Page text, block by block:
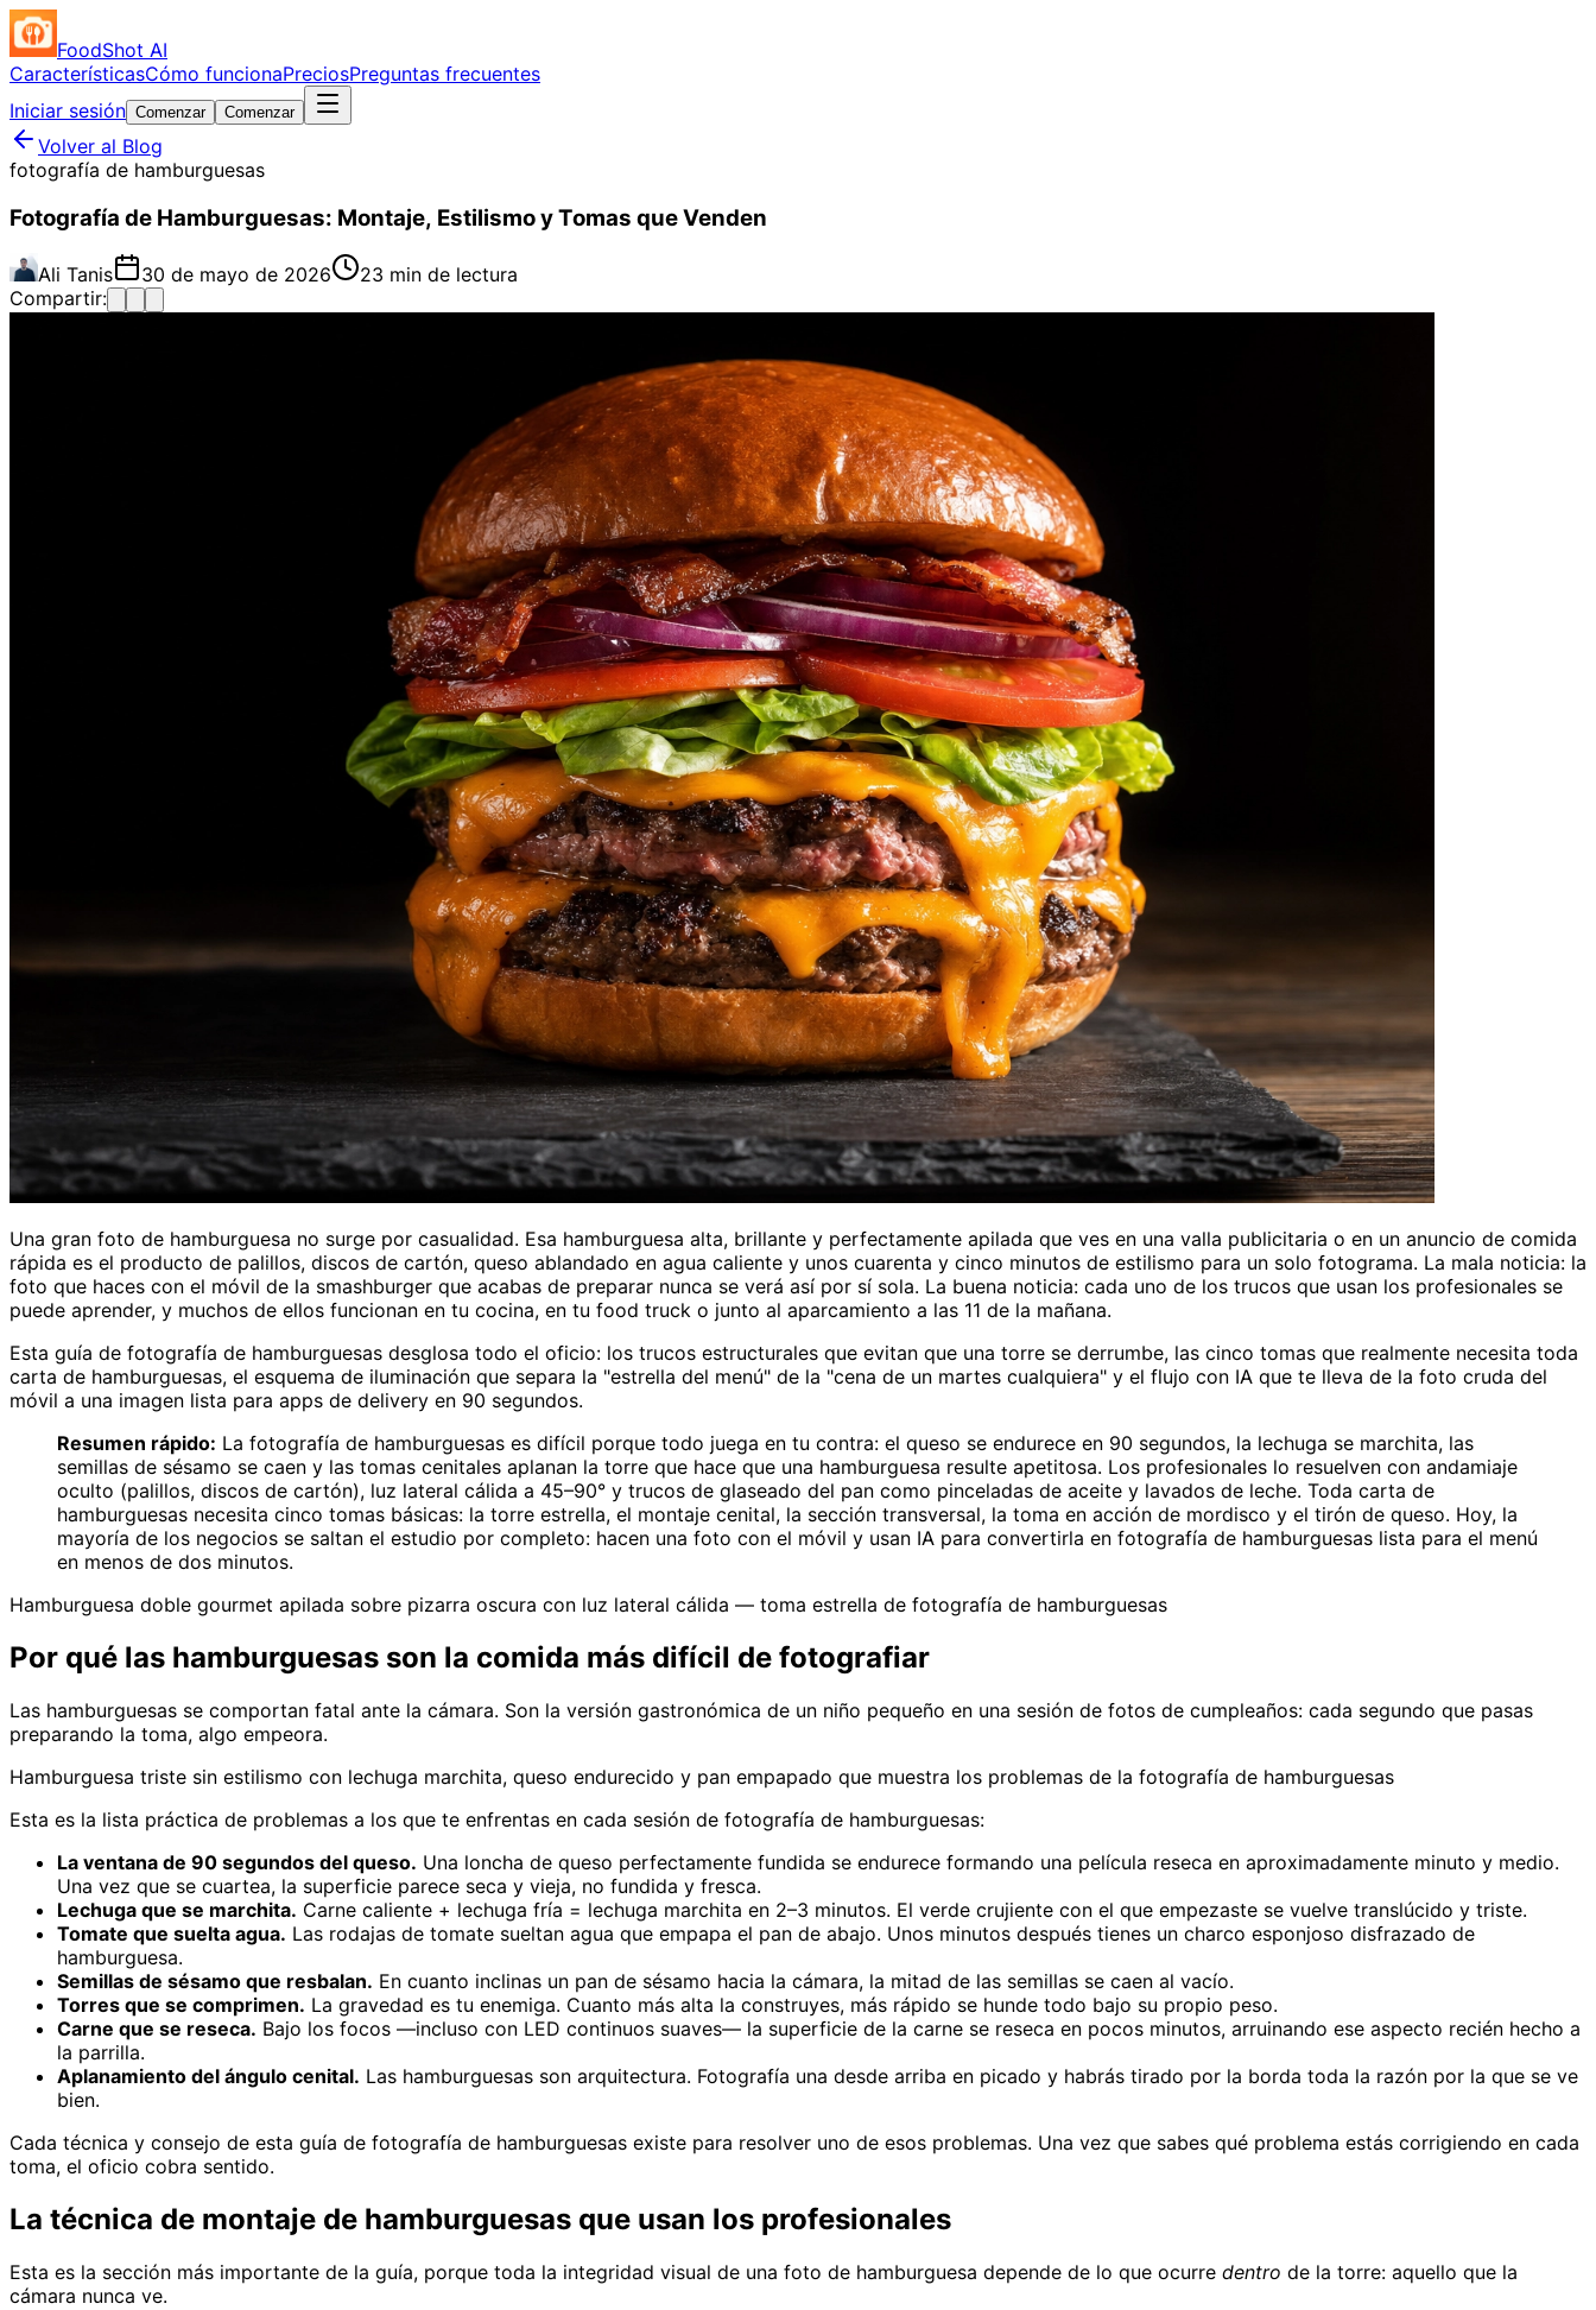
FoodShot AI
CaracterísticasCómo funcionaPreciosPreguntas frecuentes
Iniciar sesión Comenzar Comenzar
Volver al Blog
fotografía de hamburguesas
Fotografía de Hamburguesas: Montaje, Estilismo y Tomas que Venden
Ali Tanis 30 de mayo de 2026
23 min de lectura
Compartir:
Una gran foto de hamburguesa no surge por casualidad. Esa hamburguesa alta, brillante y perfectamente apilada que ves en una valla publicitaria o en un anuncio de comida
rápida es el producto de palillos, discos de cartón, queso ablandado en agua caliente y unos cuarenta y cinco minutos de estilismo para un solo fotograma. La mala noticia: la
foto que haces con el móvil de la smashburger que acabas de preparar nunca se verá así por sí sola. La buena noticia: cada uno de los trucos que usan los profesionales se
puede aprender, y muchos de ellos funcionan en tu cocina, en tu food truck o junto al aparcamiento a las 11 de la mañana.
Esta guía de fotografía de hamburguesas desglosa todo el oficio: los trucos estructurales que evitan que una torre se derrumbe, las cinco tomas que realmente necesita toda
carta de hamburguesas, el esquema de iluminación que separa la "estrella del menú" de la "cena de un martes cualquiera" y el flujo con IA que te lleva de la foto cruda del
móvil a una imagen lista para apps de delivery en 90 segundos.
Resumen rápido: La fotografía de hamburguesas es difícil porque todo juega en tu contra: el queso se endurece en 90 segundos, la lechuga se marchita, las
semillas de sésamo se caen y las tomas cenitales aplanan la torre que hace que una hamburguesa resulte apetitosa. Los profesionales lo resuelven con andamiaje
oculto (palillos, discos de cartón), luz lateral cálida a 45–90° y trucos de glaseado del pan como pinceladas de aceite y lavados de leche. Toda carta de
hamburguesas necesita cinco tomas básicas: la torre estrella, el montaje cenital, la sección transversal, la toma en acción de mordisco y el tirón de queso. Hoy, la
mayoría de los negocios se saltan el estudio por completo: hacen una foto con el móvil y usan IA para convertirla en fotografía de hamburguesas lista para el menú
en menos de dos minutos.
Hamburguesa doble gourmet apilada sobre pizarra oscura con luz lateral cálida — toma estrella de fotografía de hamburguesas
Por qué las hamburguesas son la comida más difícil de fotografiar
Las hamburguesas se comportan fatal ante la cámara. Son la versión gastronómica de un niño pequeño en una sesión de fotos de cumpleaños: cada segundo que pasas
preparando la toma, algo empeora.
Hamburguesa triste sin estilismo con lechuga marchita, queso endurecido y pan empapado que muestra los problemas de la fotografía de hamburguesas
Esta es la lista práctica de problemas a los que te enfrentas en cada sesión de fotografía de hamburguesas:
La ventana de 90 segundos del queso. Una loncha de queso perfectamente fundida se endurece formando una película reseca en aproximadamente minuto y medio.
Una vez que se cuartea, la superficie parece seca y vieja, no fundida y fresca.
Lechuga que se marchita. Carne caliente + lechuga fría = lechuga marchita en 2–3 minutos. El verde crujiente con el que empezaste se vuelve translúcido y triste.
Tomate que suelta agua. Las rodajas de tomate sueltan agua que empapa el pan de abajo. Unos minutos después tienes un charco esponjoso disfrazado de
hamburguesa.
Semillas de sésamo que resbalan. En cuanto inclinas un pan de sésamo hacia la cámara, la mitad de las semillas se caen al vacío.
Torres que se comprimen. La gravedad es tu enemiga. Cuanto más alta la construyes, más rápido se hunde todo bajo su propio peso.
Carne que se reseca. Bajo los focos —incluso con LED continuos suaves— la superficie de la carne se reseca en pocos minutos, arruinando ese aspecto recién hecho a
la parrilla.
Aplanamiento del ángulo cenital. Las hamburguesas son arquitectura. Fotografía una desde arriba en picado y habrás tirado por la borda toda la razón por la que se ve
bien.
Cada técnica y consejo de esta guía de fotografía de hamburguesas existe para resolver uno de esos problemas. Una vez que sabes qué problema estás corrigiendo en cada
toma, el oficio cobra sentido.
La técnica de montaje de hamburguesas que usan los profesionales
Esta es la sección más importante de la guía, porque toda la integridad visual de una foto de hamburguesa depende de lo que ocurre dentro de la torre: aquello que la
cámara nunca ve.